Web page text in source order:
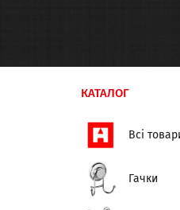
КАТАЛОГ
Всі
Гачки